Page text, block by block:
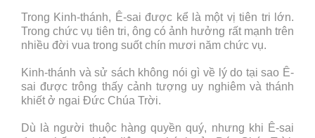
Trong Kinh-thánh, Ê-sai được kể là một vị tiên tri lớn.
Trong chức vụ tiên tri, ông có ảnh hưởng rất mạnh trên
nhiều đời vua trong suốt chín mươi năm chức vụ.
Kinh-thánh và sử sách không nói gì về lý do tại sao Ê-
sai được trông thấy cảnh tượng uy nghiêm và thánh
khiết ở ngai Đức Chúa Trời.
Dù là người thuộc hàng quyền quý, nhưng khi Ê-sai